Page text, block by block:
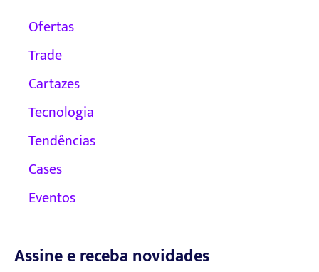
Ofertas
Trade
Cartazes
Tecnologia
Tendências
Cases
Eventos
Assine e receba novidades